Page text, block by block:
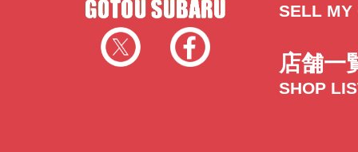
SELL MY
店舗一
SHOP